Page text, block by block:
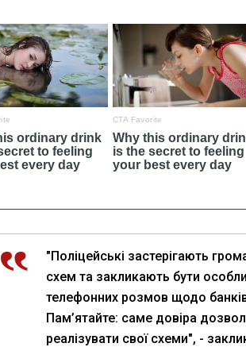
"Поліцейські застерігають
схем та закликають бути
телефонних розмов щодо
Пам’ятайте: саме довіра
реалізувати свої схеми", -